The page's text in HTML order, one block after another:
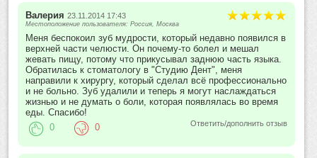
Валерия 23.11.2014 17:43
Местоположение пользователя: Россия, Москва
Меня беспокоил зуб мудрости, который недавно появился в
верхней части челюсти. Он почему-то болел и мешал
жевать пищу, потому что прикусывал заднюю часть языка.
Обратилась к стоматологу в "Студию Дент", меня
направили к хирургу, который сделал всё профессионально
и не больно. Зуб удалили и теперь я могут наслаждаться
жизнью и не думать о боли, которая появлялась во время
еды. Спасибо!
Ответить/дополнить отзыв
0 0